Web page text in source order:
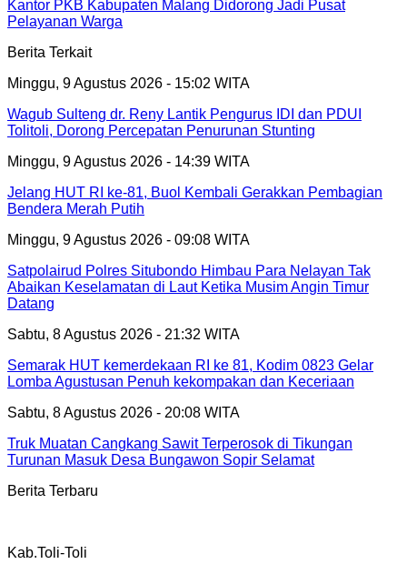
Kantor PKB Kabupaten Malang Didorong Jadi Pusat
Pelayanan Warga
Berita Terkait
Minggu, 9 Agustus 2026 - 15:02 WITA
Wagub Sulteng dr. Reny Lantik Pengurus IDI dan PDUI
Tolitoli, Dorong Percepatan Penurunan Stunting
Minggu, 9 Agustus 2026 - 14:39 WITA
Jelang HUT RI ke-81, Buol Kembali Gerakkan Pembagian
Bendera Merah Putih
Minggu, 9 Agustus 2026 - 09:08 WITA
Satpolairud Polres Situbondo Himbau Para Nelayan Tak
Abaikan Keselamatan di Laut Ketika Musim Angin Timur
Datang
Sabtu, 8 Agustus 2026 - 21:32 WITA
Semarak HUT kemerdekaan RI ke 81, Kodim 0823 Gelar
Lomba Agustusan Penuh kekompakan dan Keceriaan
Sabtu, 8 Agustus 2026 - 20:08 WITA
Truk Muatan Cangkang Sawit Terperosok di Tikungan
Turunan Masuk Desa Bungawon Sopir Selamat
Berita Terbaru
Kab.Toli-Toli